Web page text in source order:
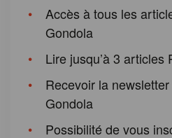
Accès à tous les
Gondola
Lire jusqu’à 3
Recevoir la
Gondola
Possibilité de vous